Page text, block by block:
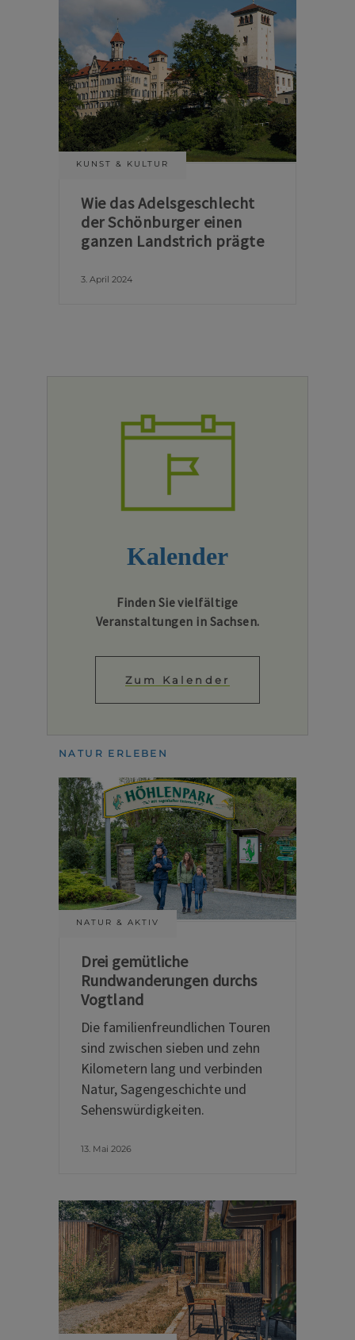
KUNST & KULTUR
Wie das Adelsgeschlecht
der Schönburger einen
ganzen Landstrich prägte
3. April 2024
Kalender
Finden Sie vielfältige
Veranstaltungen in Sachsen.
Zum Kalender
NATUR ERLEBEN
NATUR & AKTIV
Drei gemütliche
Rundwanderungen durchs
Vogtland
Die familienfreundlichen Touren
sind zwischen sieben und zehn
Kilometern lang und verbinden
Natur, Sagengeschichte und
Sehenswürdigkeiten.
13. Mai 2026